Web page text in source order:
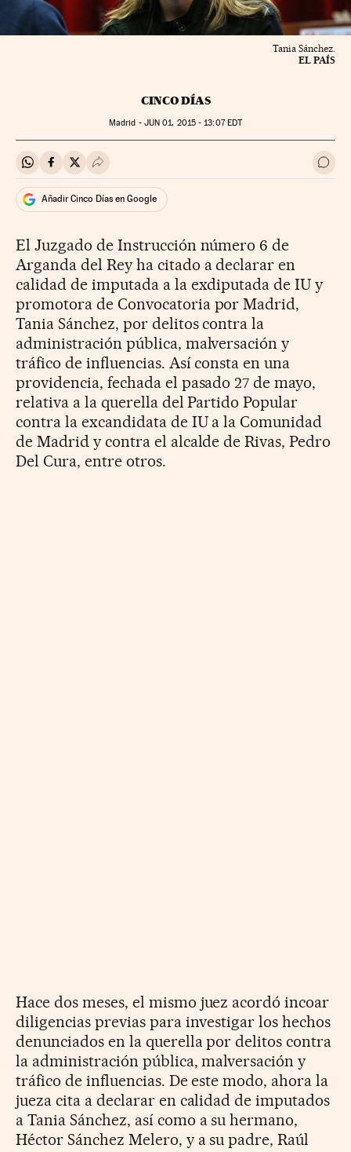
Tania Sánchez.
EL PAÍS
CINCO DÍAS
Madrid - JUN 01, 2015 - 13:07EDT
Compartir en Whatsapp
Compartir en Facebook
Compartir en Twitter
Desplegar Redes Sociales Ir a
Añadir Cinco Días en Google
El Juzgado de Instrucción número 6 de
Arganda del Rey ha citado a declarar en
calidad de imputada a la exdiputada de IU y
promotora de Convocatoria por Madrid,
Tania Sánchez, por delitos contra la
administración pública, malversación y
tráfico de influencias. Así consta en una
providencia, fechada el pasado 27 de mayo,
relativa a la querella del Partido Popular
contra la excandidata de IU a la Comunidad
de Madrid y contra el alcalde de Rivas, Pedro
Del Cura, entre otros.
Hace dos meses, el mismo juez acordó incoar
diligencias previas para investigar los hechos
denunciados en la querella por delitos contra
la administración pública, malversación y
tráfico de influencias. De este modo, ahora la
jueza cita a declarar en calidad de imputados
a Tania Sánchez, así como a su hermano,
Héctor Sánchez Melero, y a su padre, Raúl